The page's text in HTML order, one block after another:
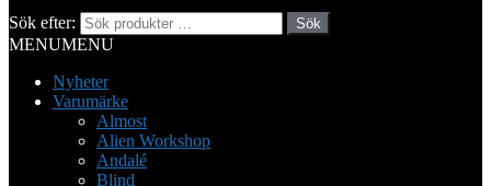
Sök efter: Sök
MENUMENU
Nyheter
Varumärke
Almost
Alien Workshop
Andalé
Blind